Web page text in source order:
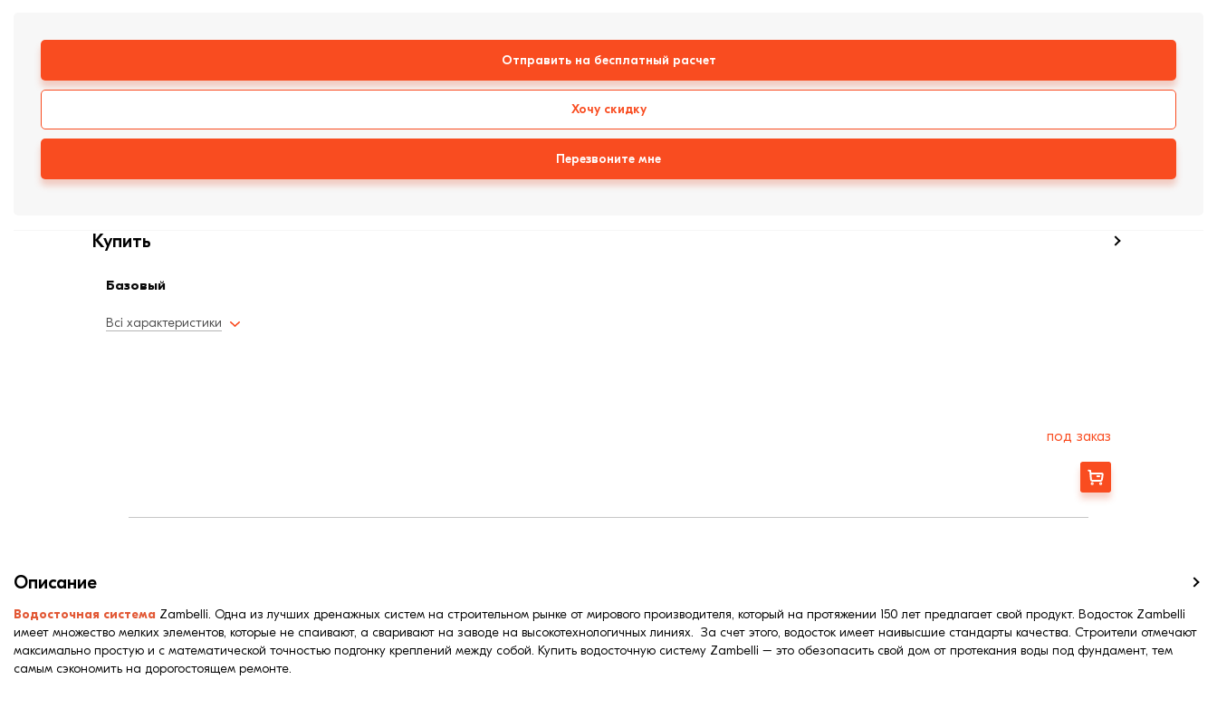
Отправить на бесплатный расчет
Хочу скидку
Перезвоните мне
Купить
Базовый
Всі характеристики
под заказ
Заказать
Описание
Водосточная система Zambelli. Одна из лучших дренажных систем на строительном рынке от мирового производителя, который на протяжении 150 лет предлагает свой продукт. Водосток Zambelli
имеет множество мелких элементов, которые не спаивают, а сваривают на заводе на высокотехнологичных линиях. За счет этого, водосток имеет наивысшие стандарты качества. Строители отмечают
максимально простую и с математической точностью подгонку креплений между собой. Купить водосточную систему Zambelli – это обезопасить свой дом от протекания воды под фундамент, тем
самым сэкономить на дорогостоящем ремонте.